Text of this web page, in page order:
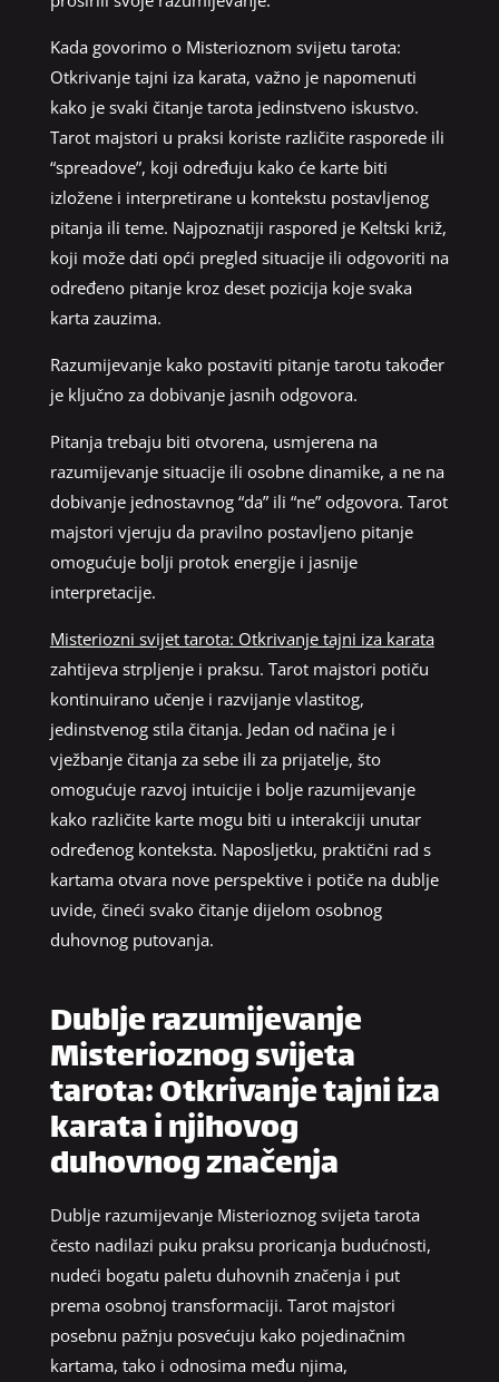
Kada govorimo o Misterioznom svijetu tarota:
Otkrivanje tajni iza karata, važno je napomenuti
kako je svaki čitanje tarota jedinstveno iskustvo.
Tarot majstori u praksi koriste različite rasporede ili
“spreadove”, koji određuju kako će karte biti
izložene i interpretirane u kontekstu postavljenog
pitanja ili teme. Najpoznatiji raspored je Keltski križ,
koji može dati opći pregled situacije ili odgovoriti na
određeno pitanje kroz deset pozicija koje svaka
karta zauzima.
Razumijevanje kako postaviti pitanje tarotu također
je ključno za dobivanje jasnih odgovora.
Pitanja trebaju biti otvorena, usmjerena na
razumijevanje situacije ili osobne dinamike, a ne na
dobivanje jednostavnog “da” ili “ne” odgovora. Tarot
majstori vjeruju da pravilno postavljeno pitanje
omogućuje bolji protok energije i jasnije
interpretacije.
Misteriozni svijet tarota: Otkrivanje tajni iza karata
zahtijeva strpljenje i praksu. Tarot majstori potiču
kontinuirano učenje i razvijanje vlastitog,
jedinstvenog stila čitanja. Jedan od načina je i
vježbanje čitanja za sebe ili za prijatelje, što
omogućuje razvoj intuicije i bolje razumijevanje
kako različite karte mogu biti u interakciji unutar
određenog konteksta. Naposljetku, praktični rad s
kartama otvara nove perspektive i potiče na dublje
uvide, čineći svako čitanje dijelom osobnog
duhovnog putovanja.
Dublje razumijevanje
Misterioznog svijeta
tarota: Otkrivanje tajni iza
karata i njihovog
duhovnog značenja
Dublje razumijevanje Misterioznog svijeta tarota
često nadilazi puku praksu proricanja budućnosti,
nudeći bogatu paletu duhovnih značenja i put
prema osobnoj transformaciji. Tarot majstori
posebnu pažnju posvećuju kako pojedinačnim
kartama, tako i odnosima među njima,